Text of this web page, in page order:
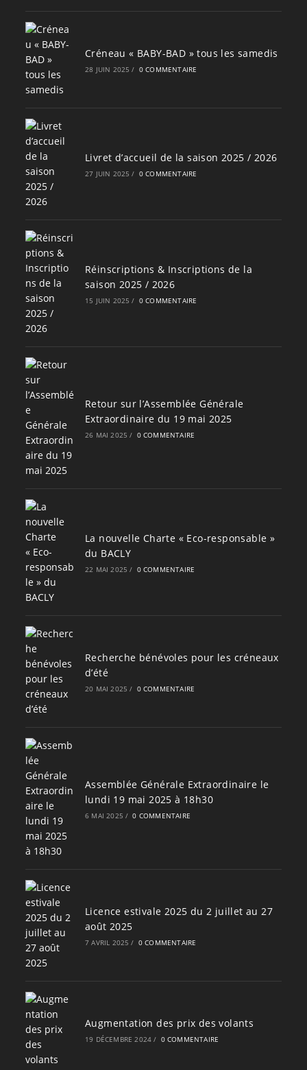
Créneau « BABY-BAD » tous les samedis
28 JUIN 2025 / 0 COMMENTAIRE
Livret d’accueil de la saison 2025 / 2026
27 JUIN 2025 / 0 COMMENTAIRE
Réinscriptions & Inscriptions de la
saison 2025 / 2026
15 JUIN 2025 / 0 COMMENTAIRE
Retour sur l’Assemblée Générale
Extraordinaire du 19 mai 2025
26 MAI 2025 / 0 COMMENTAIRE
La nouvelle Charte « Eco-responsable »
du BACLY
22 MAI 2025 / 0 COMMENTAIRE
Recherche bénévoles pour les créneaux
d’été
20 MAI 2025 / 0 COMMENTAIRE
Assemblée Générale Extraordinaire le
lundi 19 mai 2025 à 18h30
6 MAI 2025 / 0 COMMENTAIRE
Licence estivale 2025 du 2 juillet au 27
août 2025
7 AVRIL 2025 / 0 COMMENTAIRE
Augmentation des prix des volants
19 DÉCEMBRE 2024 / 0 COMMENTAIRE